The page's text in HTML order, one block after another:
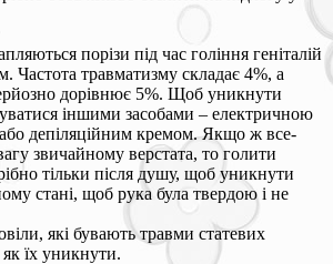
порізи під час гоління геніталій
Частота травматизму складає 4%, а
дорівнює 5%. Щоб уникнути
іншими засобами – електричною
депіляційним кремом. Якщо ж все-
звичайному верстата, то голити
тільки після душу, щоб уникнути
стані, щоб рука була твердою і не
які бувають травми статевих
як їх уникнути.